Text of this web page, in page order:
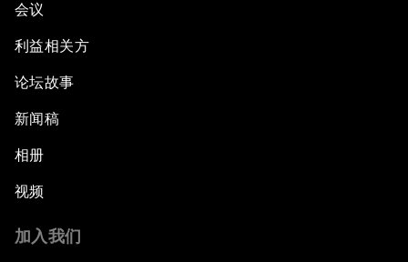
会议
利益相关方
论坛故事
新闻稿
相册
视频
加入我们